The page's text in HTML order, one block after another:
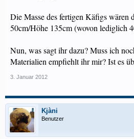
Die Masse des fertigen Käfigs wären
50cm/Höhe 135cm (wovon lediglich
Nun, was sagt ihr dazu? Muss ich
Materialien empfiehlt ihr mir? Ist es
3. Januar 2012
Kjàni
Benutzer